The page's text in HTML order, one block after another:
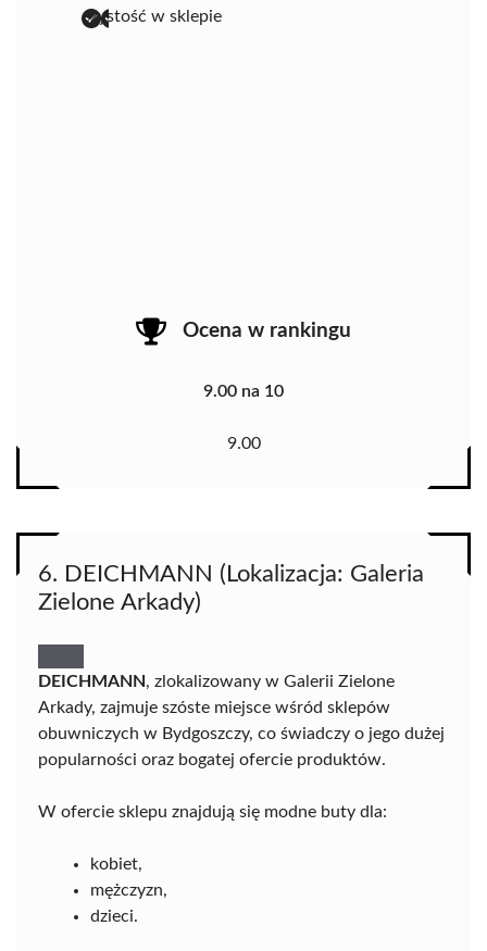
czystość w sklepie
Ocena w rankingu
9.00 na 10
9.00
6. DEICHMANN (Lokalizacja: Galeria
Zielone Arkady)
DEICHMANN, zlokalizowany w Galerii Zielone
Arkady, zajmuje szóste miejsce wśród sklepów
obuwniczych w Bydgoszczy, co świadczy o jego dużej
popularności oraz bogatej ofercie produktów.
W ofercie sklepu znajdują się modne buty dla:
kobiet,
mężczyzn,
dzieci.